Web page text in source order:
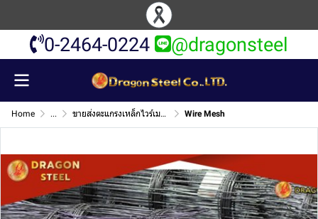
0-2464-0224 @dragonsteel
Home ... ขายส่งตะแกรงเหล็กไวร์เมชมอก Wire Mesh